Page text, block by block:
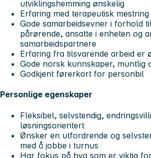
utviklingshemming ønskelig
Erfaring med terapeutisk
Gode samarbeidsevner i forhold
pårørende, ansatte i enheten og
samarbeidspartnere
Erfaring fra tilsvarende arbeid er
Gode norsk kunnskaper, muntlig
Godkjent førerkort for personbil
Personlige egenskaper
Fleksibel, selvstendig,
løsningsorientert
Ønsker en utfordrende og
med å jobbe i turnus
Har fokus på hva som er viktig